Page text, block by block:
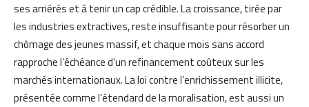
ses arriérés et à tenir un cap crédible. La croissance, tirée par
les industries extractives, reste insuffisante pour résorber un
chômage des jeunes massif, et chaque mois sans accord
rapproche l’échéance d’un refinancement coûteux sur les
marchés internationaux. La loi contre l’enrichissement illicite,
présentée comme l’étendard de la moralisation, est aussi un